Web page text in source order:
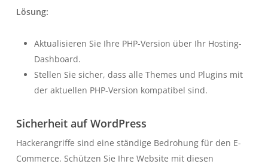
Lösung:
Aktualisieren Sie Ihre PHP-Version über Ihr Hosting-
Dashboard.
Stellen Sie sicher, dass alle Themes und Plugins mit
der aktuellen PHP-Version kompatibel sind.
Sicherheit auf WordPress
Hackerangriffe sind eine ständige Bedrohung für den E-
Commerce. Schützen Sie Ihre Website mit diesen